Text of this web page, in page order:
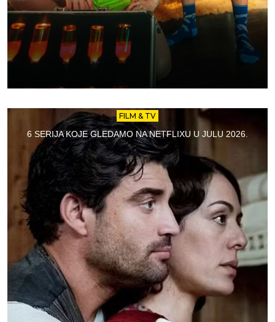
FILM & TV
6 SERIJA KOJE GLEDAMO NA NETFLIXU U JULU 2026.